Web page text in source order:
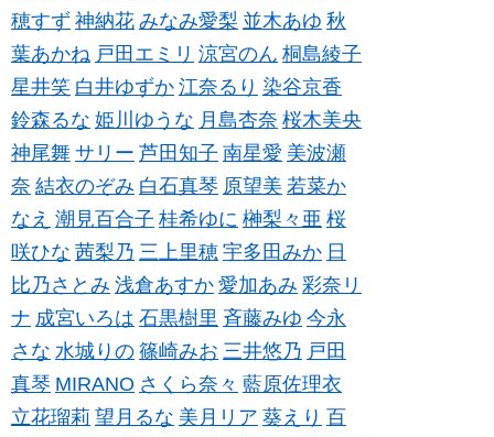
穂すず 神納花 みなみ愛梨 並木あゆ 秋
葉あかね 戸田エミリ 涼宮のん 桐島綾子
星井笑 白井ゆずか 江奈るり 染谷京香
鈴森るな 姫川ゆうな 月島杏奈 桜木美央
神尾舞 サリー 芦田知子 南星愛 美波瀬
奈 結衣のぞみ 白石真琴 原望美 若菜か
なえ 潮見百合子 桂希ゆに 榊梨々亜 桜
咲ひな 茜梨乃 三上里穂 宇多田みか 日
比乃さとみ 浅倉あすか 愛加あみ 彩奈リ
ナ 成宮いろは 石黒樹里 斉藤みゆ 今永
さな 水城りの 篠崎みお 三井悠乃 戸田
真琴 MIRANO さくら奈々 藍原佐理衣
立花瑠莉 望月るな 美月リア 葵えり 百